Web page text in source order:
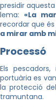
presidir
lema: «La
recordar que és
a mirar amb
Processó
Els
portuària es
la protecció
tramuntana.